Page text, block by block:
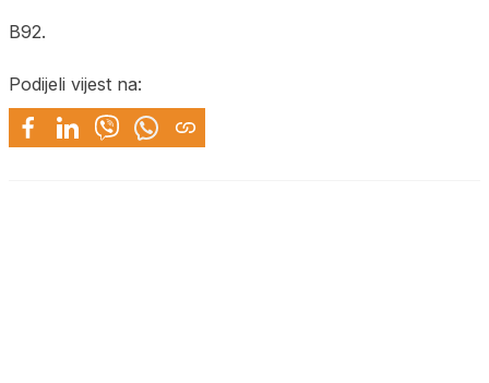
B92.
Podijeli vijest na: